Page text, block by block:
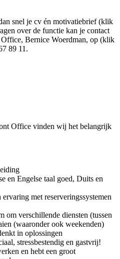
snel je cv én motivatiebrief (klik
over de functie kan je contact
Bernice Woerdman, op (klik
89 11.
Office vinden wij het belangrijk
en Engelse taal goed, Duits en
met reserveringssystemen
om verschillende diensten (tussen
(waaronder ook weekenden)
in oplossingen
stressbestendig en gastvrij!
en hebt een groot